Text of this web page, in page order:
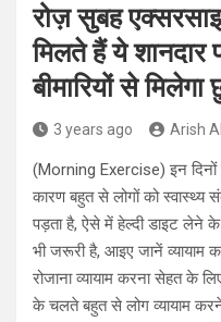
रोज़ सुबह
मिलते हैं ये
बीमारियों से मिलेगा
3 years ago Arish
(Morning Exercise) इन
कारण बहुत से लोगों को स्वास्थ्य
पड़ता है, ऐसे में हेल्दी डाइट लेने
भी जरूरी है, आइए जानें
रोजाना व्यायाम करना सेहत के
के चलते बहुत से लोग व्यायाम